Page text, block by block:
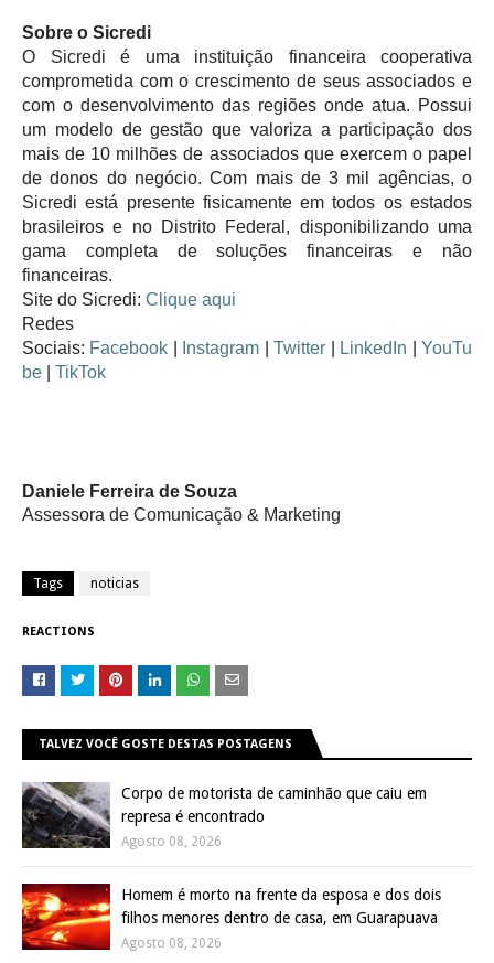
Sobre o Sicredi
O Sicredi é uma instituição financeira cooperativa
comprometida com o crescimento de seus associados e
com o desenvolvimento das regiões onde atua. Possui
um modelo de gestão que valoriza a participação dos
mais de 10 milhões de associados que exercem o papel
de donos do negócio. Com mais de 3 mil agências, o
Sicredi está presente fisicamente em todos os estados
brasileiros e no Distrito Federal, disponibilizando uma
gama completa de soluções financeiras e não
financeiras.
Site do Sicredi: Clique aqui
Redes
Sociais: Facebook Instagram Twitter LinkedIn
YouTu
be
TikTok
Daniele Ferreira de Souza
Assessora de Comunicação & Marketing
Tags noticias
REACTIONS
TALVEZ VOCÊ GOSTE DESTAS POSTAGENS
Corpo de motorista de caminhão que caiu em
represa é encontrado
Agosto 08, 2026
Homem é morto na frente da esposa e dos dois
filhos menores dentro de casa, em Guarapuava
Agosto 08, 2026